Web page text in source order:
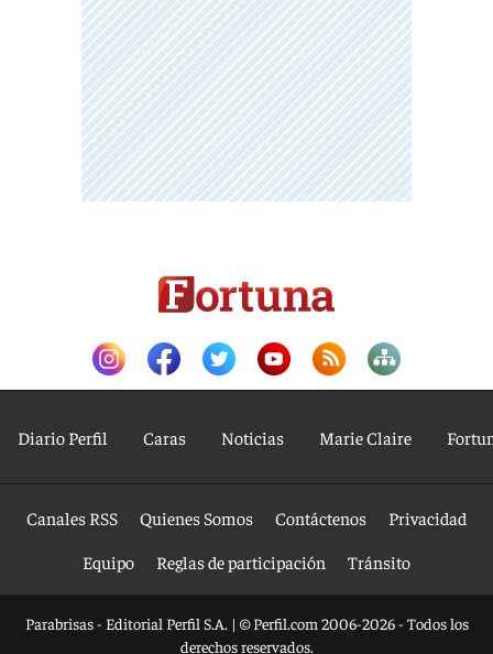
Diario Perfil Caras Noticias Marie Claire
Canales RSS Quienes Somos Contáctenos
Privacidad
Equipo
Reglas de participación Tránsito
Parabrisas - Editorial Perfil S.A. | © Perfil.com 2006-2026 - Todos los
derechos reservados.